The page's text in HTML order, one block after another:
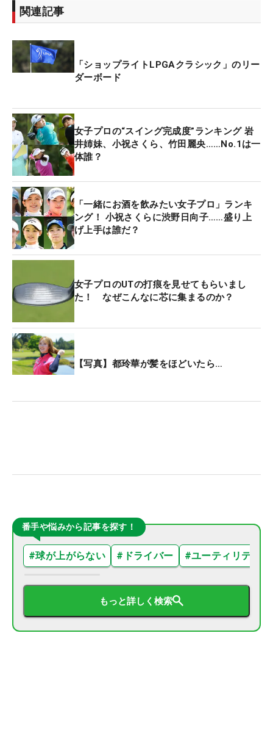
関連記事
「ショップライトLPGAクラシック」のリー
ダーボード
女子プロの“スイング完成度”ランキング 岩
井姉妹、小祝さくら、竹田麗央……No.1は一
体誰？
「一緒にお酒を飲みたい女子プロ」ランキ
ング！ 小祝さくらに渋野日向子……盛り上
げ上手は誰だ？
女子プロのUTの打痕を見せてもらいまし
た！ なぜこんなに芯に集まるのか？
【写真】都玲華が髪をほどいたら…
番手や悩みから記事を探す！
#球が上がらない # ドライバー #ユーティリティ
もっと詳しく検索